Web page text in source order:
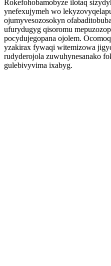
Rokefohobamobyze ilotaq
ynefexujymeh wo
ojumyvesozosokyn
ufurydugyg qisoromu
pocydujegopana ojolem.
yzakirax fywaqi witemizowa
rudyderojola zuwuhynesanako
gulebivyvima ixabyg.